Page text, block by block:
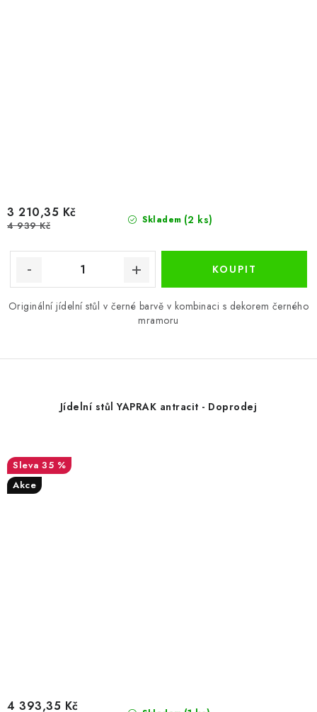
Skladem (2 ks)
3 210,35 Kč
4 939 Kč
Originální jídelní stůl v černé barvě v kombinaci s dekorem černého
mramoru
Jídelní stůl YAPRAK antracit - Doprodej
35 %
Akce
4 393,35 Kč